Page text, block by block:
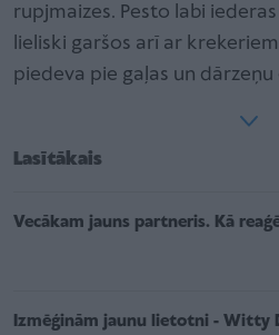
rupjmaizes. Pesto labi
lieliski garšos arī ar
piedeva pie gaļas un dārzeņu
Lasītākais
Vecākam jauns partneris. Kā
Izmēģinām jaunu lietotni - Witty